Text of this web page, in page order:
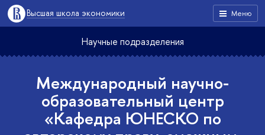
Меню
Высшая школа экономики
Научные подразделения
Международный научно-
образовательный центр
«Кафедра ЮНЕСКО по